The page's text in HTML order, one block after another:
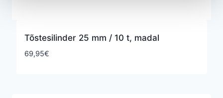
Tõstesilinder 25 mm / 10 t, madal
69,95€